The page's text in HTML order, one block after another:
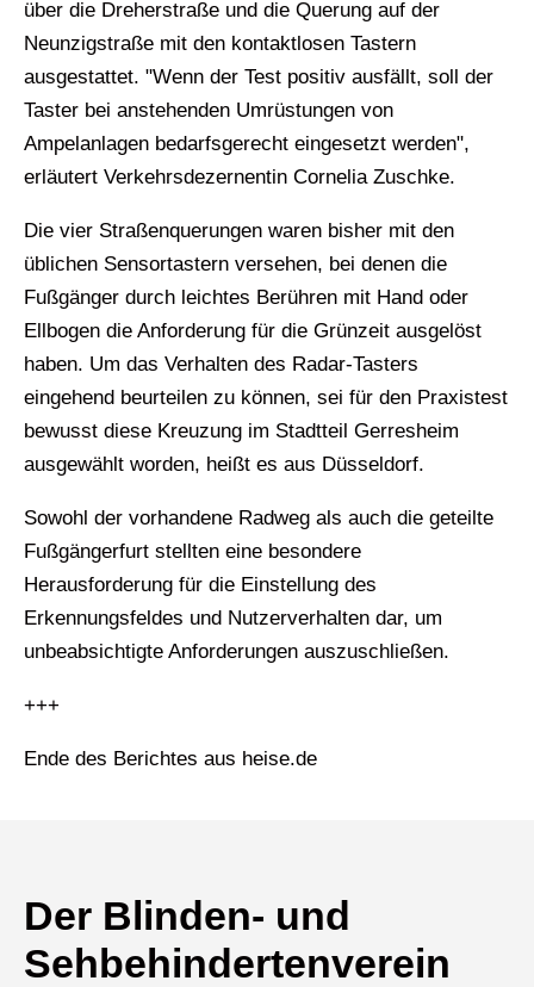
über die Dreherstraße und die Querung auf der
Neunzigstraße mit den kontaktlosen Tastern
ausgestattet. "Wenn der Test positiv ausfällt, soll der
Taster bei anstehenden Umrüstungen von
Ampelanlagen bedarfsgerecht eingesetzt werden",
erläutert Verkehrsdezernentin Cornelia Zuschke.
Die vier Straßenquerungen waren bisher mit den
üblichen Sensortastern versehen, bei denen die
Fußgänger durch leichtes Berühren mit Hand oder
Ellbogen die Anforderung für die Grünzeit ausgelöst
haben. Um das Verhalten des Radar-Tasters
eingehend beurteilen zu können, sei für den Praxistest
bewusst diese Kreuzung im Stadtteil Gerresheim
ausgewählt worden, heißt es aus Düsseldorf.
Sowohl der vorhandene Radweg als auch die geteilte
Fußgängerfurt stellten eine besondere
Herausforderung für die Einstellung des
Erkennungsfeldes und Nutzerverhalten dar, um
unbeabsichtigte Anforderungen auszuschließen.
+++
Ende des Berichtes aus heise.de
Der Blinden- und
Sehbehindertenverein